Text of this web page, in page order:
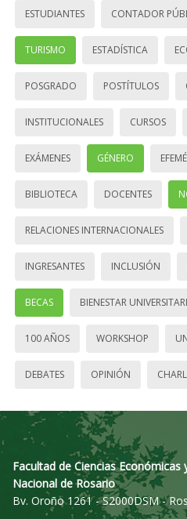
ESTUDIANTES CONTADOR
TURISMO ESTADÍSTICA
POSGRADO POSTÍTULOS
INSTITUCIONALES CURSOS
EXÁMENES GÉNERO
BIBLIOTECA DOCENTES
RELACIONES INTERNACIONALES
INGRESANTES INCLUSIÓN
BECAS BIENESTAR
100 AÑOS WORKSHOP
DEBATES OPINIÓN
Facultad de Ciencias Económicas
Nacional de Rosario
Bv. Oroño 1261 - S2000DSM -